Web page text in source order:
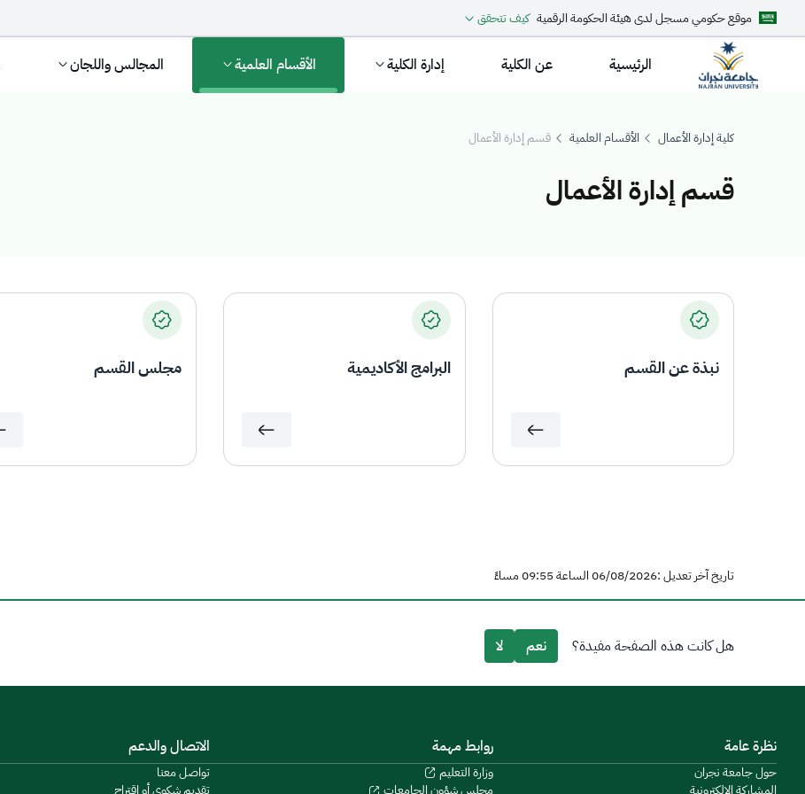
موقع حكومي مسجل لدى هيئة الحكومة الرقمية كيف تتحقق
الرئيسية عن الكلية إدارة الكلية الأقسام العلمية المجالس واللجان
كلية إدارة الأعمال الأقسام العلمية قسم إدارة الأعمال
قسم إدارة الأعمال
قسم إدارة الأعمال
نبذة عن القسم البرامج الأكاديمية مجلس القسم
تاريخ آخر تعديل :06/08/2026 الساعة 09:55 مساءً
هل كانت هذه الصفحة مفيدة؟ نعم لا
نظرة عامة
حول جامعة نجران
المشاركة الإلكترونية
روابط مهمة
وزارة التعليم
الاتصال والدعم
تواصل معنا
تقديم شكوى أو اقتراح